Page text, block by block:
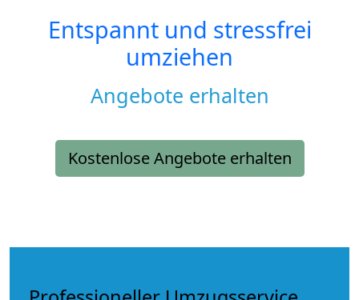
Entspannt und stressfrei
umziehen
Angebote erhalten
Kostenlose Angebote erhalten